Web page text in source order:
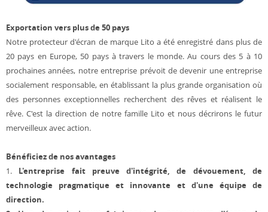
Exportation vers plus de 50 pays
Notre protecteur d'écran de marque Lito a été enregistré dans plus de
20 pays en Europe, 50 pays à travers le monde. Au cours des 5 à 10
prochaines années, notre entreprise prévoit de devenir une entreprise
socialement responsable, en établissant la plus grande organisation où
des personnes exceptionnelles recherchent des rêves et réalisent le
rêve. C'est la direction de notre famille Lito et nous décrirons le futur
merveilleux avec action.
Bénéficiez de nos avantages
1. L'entreprise fait preuve d'intégrité, de dévouement, de
technologie pragmatique et innovante et d'une équipe de
direction.